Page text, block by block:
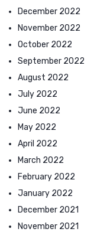
December 2022
November 2022
October 2022
September 2022
August 2022
July 2022
June 2022
May 2022
April 2022
March 2022
February 2022
January 2022
December 2021
November 2021